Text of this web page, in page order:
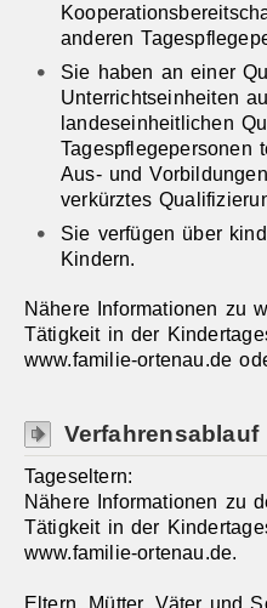
anderen
Sie haben an einer
Unterrichtseinheiten
landeseinheitlichen
Tagespflegepersonen
Aus- und
verkürztes
Sie verfügen über
Kindern.
Nähere Informationen zu
Tätigkeit in der
www.familie-ortenau.de
Verfahrensablauf
Tageseltern:
Nähere Informationen zu
Tätigkeit in der
www.familie-ortenau.de.
Eltern, Mütter, Väter und